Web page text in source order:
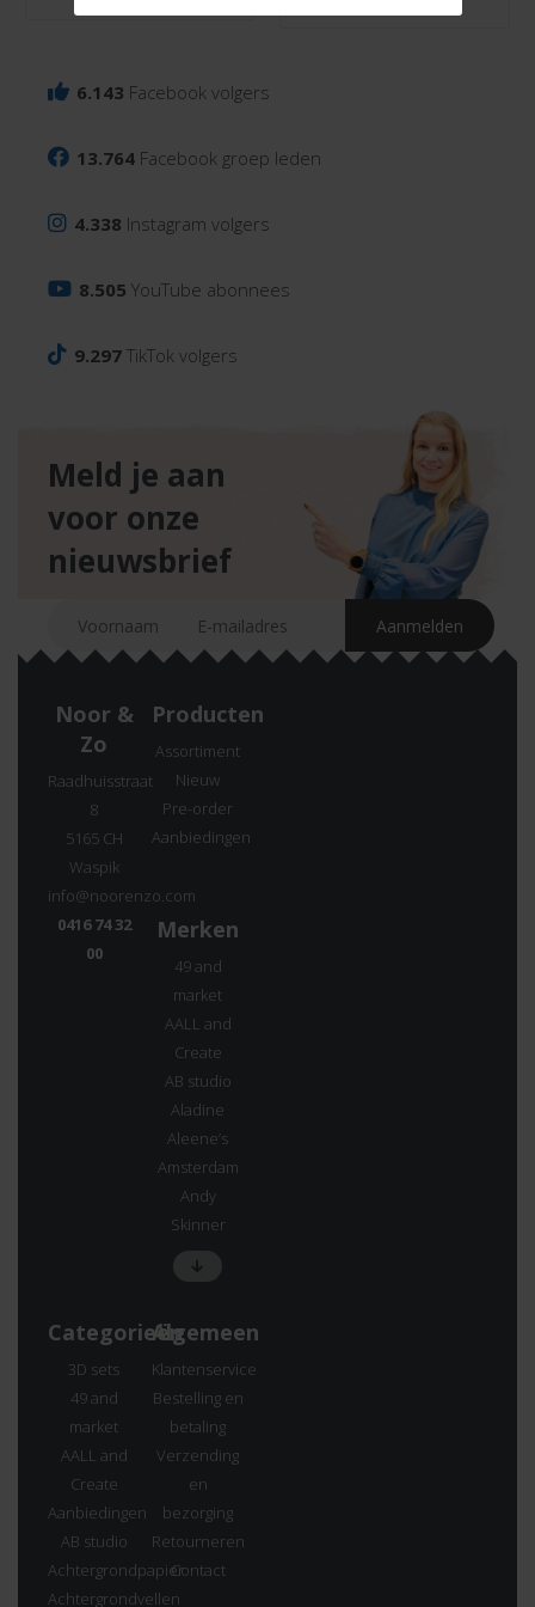
6.143 Facebook volgers
13.764 Facebook groep leden
4.338 Instagram volgers
8.505 YouTube abonnees
9.297 TikTok volgers
Meld je aan
voor onze
nieuwsbrief
Noor &
Zo
Raadhuisstraat
8
5165 CH
Waspik
info@noorenzo.com
0416 74 32
00
Producten
Assortiment
Nieuw
Pre-order
Aanbiedingen
Merken
49 and
market
AALL and
Create
AB studio
Aladine
Aleene’s
Amsterdam
Andy
Skinner
Categorieën
3D sets
49 and
market
AALL and
Create
Aanbiedingen
AB studio
Achtergrondpapier
Achtergrondvellen
Algemeen
Klantenservice
Bestelling en
betaling
Verzending
en
bezorging
Retourneren
Contact